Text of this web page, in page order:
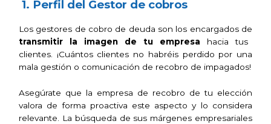
1. Perfil del Gestor de cobros
Los gestores de cobro de deuda son los encargados de
transmitir la imagen de tu empresa hacia tus
clientes. ¡Cuántos clientes no habréis perdido por una
mala gestión o comunicación de recobro de impagados!
Asegúrate que la empresa de recobro de tu elección
valora de forma proactiva este aspecto y lo considera
relevante. La búsqueda de sus márgenes empresariales